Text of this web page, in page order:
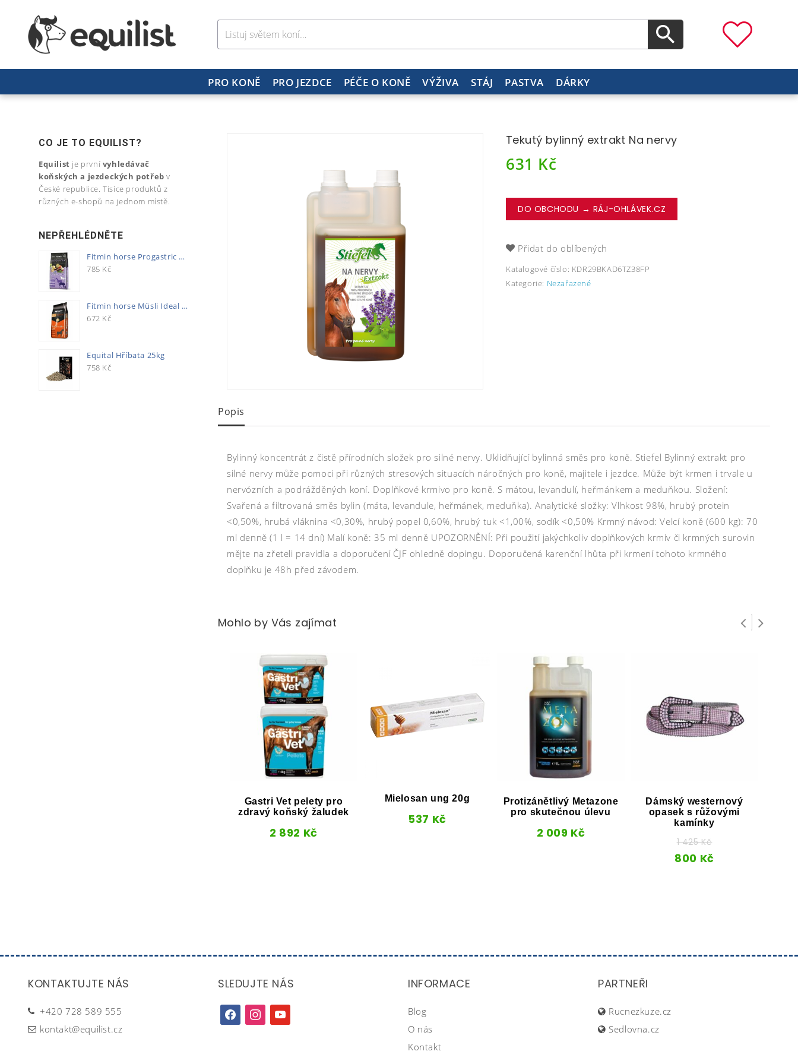
PRO KONĚ PRO JEZDCE PÉČE O KONĚ VÝŽIVA STÁJ PASTVA DÁRKY
Tekutý bylinný extrakt Na nervy
631 Kč
DO OBCHODU → RÁJ-OHLÁVEK.CZ
Přidat do oblíbených
Katalogové číslo: KDR29BKAD6TZ38FP
Kategorie: Nezařazené
Popis
Bylinný koncentrát z čistě přírodních složek pro silné nervy. Uklidňující bylinná směs pro koně. Stiefel Bylinný extrakt pro
silné nervy může pomoci při různých stresových situacích náročných pro koně, majitele i jezdce. Může být krmen i trvale u
nervózních a podrážděných koní. Doplňkové krmivo pro koně. S mátou, levandulí, heřmánkem a meduňkou. Složení:
Svařená a filtrovaná směs bylin (máta, levandule, heřmánek, meduňka). Analytické složky: Vlhkost 98%, hrubý protein
<0,50%, hrubá vláknina <0,30%, hrubý popel 0,60%, hrubý tuk <1,00%, sodík <0,50% Krmný návod: Velcí koně (600 kg): 70
ml denně (1 l = 14 dní) Malí koně: 35 ml denně UPOZORNĚNÍ: Při použití jakýchkoliv doplňkových krmiv či krmných surovin
mějte na zřeteli pravidla a doporučení ČJF ohledně dopingu. Doporučená karenční lhůta při krmení tohoto krmného
doplňku je 48h před závodem.
Mohlo by Vás zajímat
Gastri Vet pelety pro
zdravý koňský žaludek
2 892 Kč
Mielosan ung 20g
537 Kč
Protizánětlivý Metazone
pro skutečnou úlevu
2 009 Kč
Dámský westernový
opasek s růžovými
kamínky
1 425Kč
800 Kč
CO JE TO EQUILIST?
Equilist je první vyhledávač
koňských a jezdeckých potřeb v
České republice. Tisíce produktů z
různých e-shopů na jednom místě.
NEPŘEHLÉDNĚTE
Fitmin horse Progastric 20kg
785 Kč
Fitmin horse Müsli Ideal 20kg
672 Kč
Equital Hříbata 25kg
758 Kč
KONTAKTUJTE NÁS
+420 728 589 555
kontakt@equilist.cz
SLEDUJTE NÁS
facebookinstagramyoutube
INFORMACE
Blog
O nás
Kontakt
PARTNEŘI
Rucnezkuze.cz
Sedlovna.cz